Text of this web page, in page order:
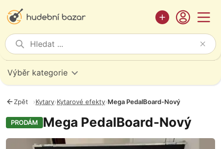
Výběr kategorie
Zpět ›Kytary›Kytarové efekty›Mega PedalBoard-Nový
PRODÁM Mega PedalBoard-Nový
Fotografie